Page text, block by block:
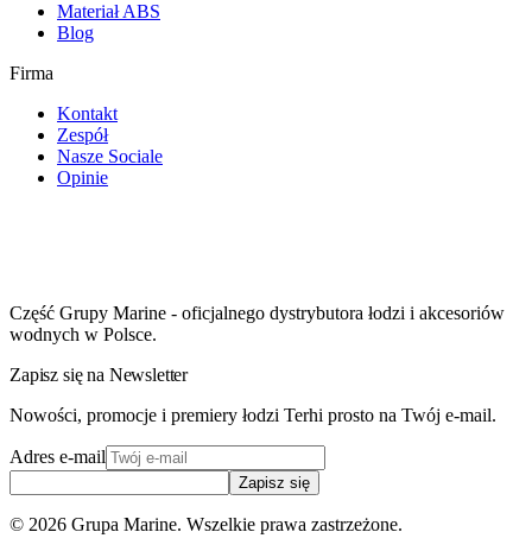
Materiał ABS
Blog
Firma
Kontakt
Zespół
Nasze Sociale
Opinie
Część Grupy Marine - oficjalnego dystrybutora łodzi i akcesoriów
wodnych w Polsce.
Zapisz się na Newsletter
Nowości, promocje i premiery łodzi Terhi prosto na Twój e-mail.
Adres e-mail
Zapisz się
© 2026 Grupa Marine. Wszelkie prawa zastrzeżone.